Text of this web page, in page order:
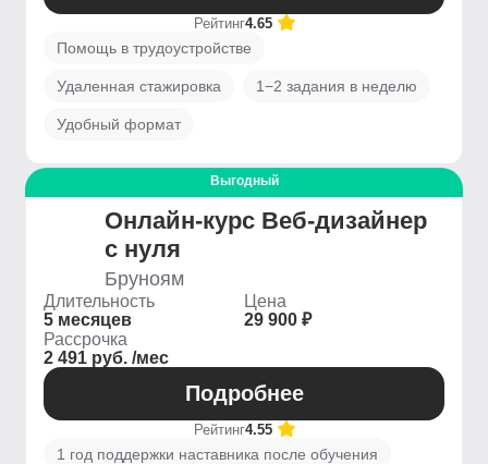
Рейтинг4.65
Помощь в трудоустройстве
Удаленная стажировка 1−2 задания в неделю
Удобный формат
Выгодный
Онлайн-курс Веб-дизайнер
с нуля
Бруноям
Длительность
5 месяцев
Цена
29 900 ₽
Рассрочка
2 491 руб. /мес
Подробнее
Рейтинг4.55
1 год поддержки наставника после обучения